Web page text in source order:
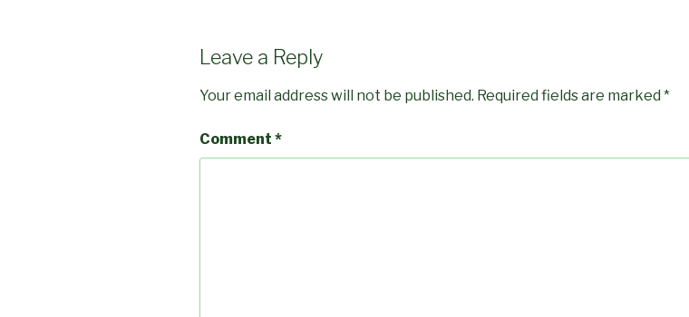
Leave a Reply
Your email address will not be published. Required fields are marked *
Comment *